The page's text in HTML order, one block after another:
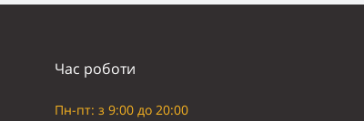
Час роботи
Пн-пт: з 9:00 до 20:00